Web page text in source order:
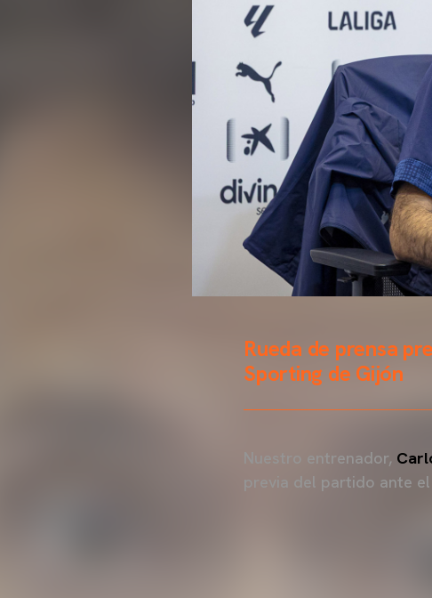
Rueda de prensa
Sporting de Gijón
Nuestro entrenador,
previa del partido ante